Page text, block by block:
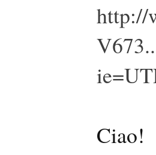
http://
Ciao!